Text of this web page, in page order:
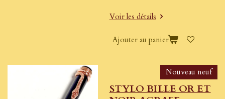
Voir les détails
Ajouter au panier
Nouveau neuf
STYLO BILLE OR ET